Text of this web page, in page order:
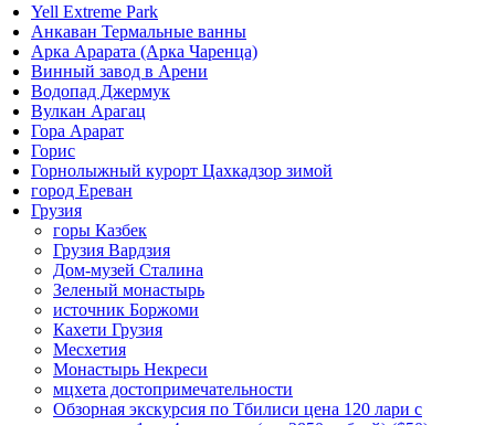
Yell Extreme Park
Анкаван Термальные ванны
Арка Арарата (Арка Чаренца)
Винный завод в Арени
Водопад Джермук
Вулкан Арагац
Гора Арарат
Горис
Горнолыжный курорт Цахкадзор зимой
город Ереван
Грузия
горы Казбек
Грузия Вардзия
Дом-музей Сталина
Зеленый монастырь
источник Боржоми
Кахети Грузия
Месхетия
Монастырь Некреси
мцхета достопримечательности
Обзорная экскурсия по Тбилиси цена 120 лари с